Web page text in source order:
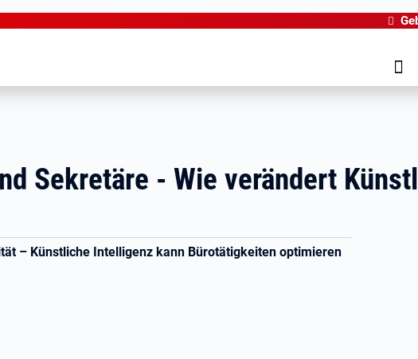
Sekretäre - Wie verändert
– Künstliche Intelligenz kann Bürotätigkeiten optimieren